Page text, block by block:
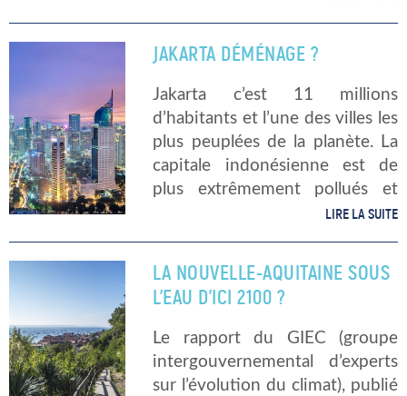
encore au XXIème siècle. À
quelles conséquences doit-on
s’attendre, […]
JAKARTA DÉMÉNAGE ?
Jakarta c’est 11 millions
d’habitants et l’une des villes les
plus peuplées de la planète. La
capitale indonésienne est de
plus extrêmement pollués et
très affectée par la montée du
[…]
LIRE LA SUITE
LA NOUVELLE-AQUITAINE SOUS
L’EAU D’ICI 2100 ?
Le rapport du GIEC (groupe
intergouvernemental d’experts
sur l’évolution du climat), publié